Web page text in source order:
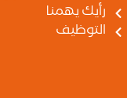
رأيك يهمنا
التوظيف